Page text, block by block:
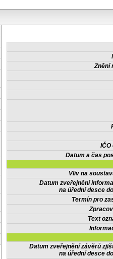
Znění
IČO
Datum a čas
Vliv na
Datum zveřejnění
na úřední desce
Termín pro
Text
Datum zveřejnění závěrů
na úřední desce